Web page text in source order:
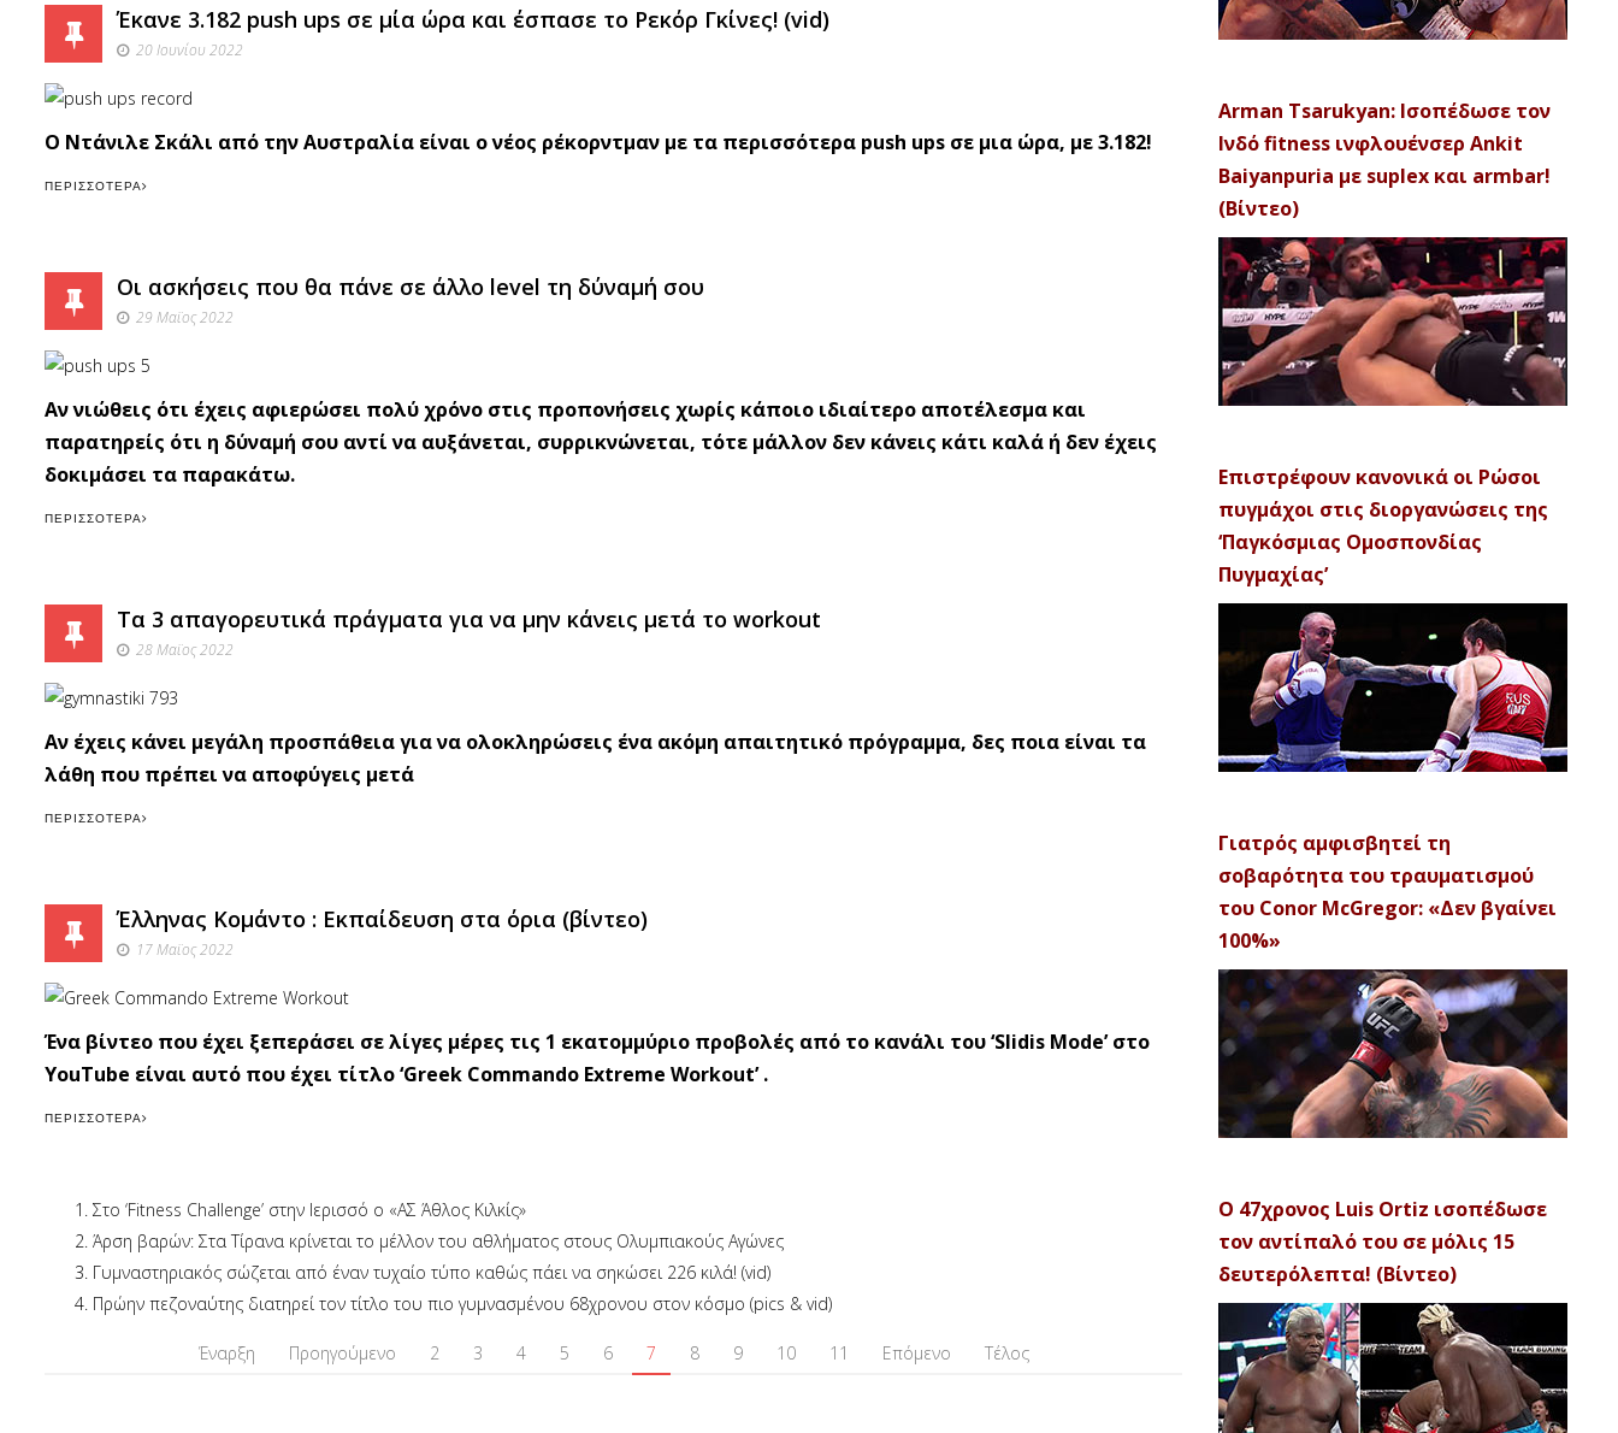
Έκανε 3.182 push ups σε μία ώρα και έσπασε το Ρεκόρ Γκίνες! (vid)
20 Ιουνίου 2022
Ο Ντάνιλε Σκάλι από την Αυστραλία είναι ο νέος ρέκορντμαν με τα περισσότερα push ups σε μια ώρα, με 3.182!
ΠΕΡΙΣΣΌΤΕΡΑ
Οι ασκήσεις που θα πάνε σε άλλο level τη δύναμή σου
29 Μαϊος 2022
Αν νιώθεις ότι έχεις αφιερώσει πολύ χρόνο στις προπονήσεις χωρίς κάποιο ιδιαίτερο αποτέλεσμα και
παρατηρείς ότι η δύναμή σου αντί να αυξάνεται, συρρικνώνεται, τότε μάλλον δεν κάνεις κάτι καλά ή δεν έχεις
δοκιμάσει τα παρακάτω.
ΠΕΡΙΣΣΌΤΕΡΑ
Τα 3 απαγορευτικά πράγματα για να μην κάνεις μετά το workout
28 Μαϊος 2022
Αν έχεις κάνει μεγάλη προσπάθεια για να ολοκληρώσεις ένα ακόμη απαιτητικό πρόγραμμα, δες ποια είναι τα
λάθη που πρέπει να αποφύγεις μετά
ΠΕΡΙΣΣΌΤΕΡΑ
Έλληνας Κομάντο : Εκπαίδευση στα όρια (βίντεο)
17 Μαϊος 2022
Ένα βίντεο που έχει ξεπεράσει σε λίγες μέρες τις 1 εκατομμύριο προβολές από το κανάλι του ‘Slidis Mode’ στο
YouTube είναι αυτό που έχει τίτλο ‘Greek Commando Extreme Workout’ .
ΠΕΡΙΣΣΌΤΕΡΑ
Στο ‘Fitness Challenge’ στην Ιερισσό ο «ΑΣ Άθλος Κιλκίς»
Άρση βαρών: Στα Τίρανα κρίνεται το μέλλον του αθλήματος στους Ολυμπιακούς Αγώνες
Γυμναστηριακός σώζεται από έναν τυχαίο τύπο καθώς πάει να σηκώσει 226 κιλά! (vid)
Πρώην πεζοναύτης διατηρεί τον τίτλο του πιο γυμνασμένου 68χρονου στον κόσμο (pics & vid)
Έναρξη Προηγούμενο 2 3 4 5 6 7 8 9 10 11 Επόμενο Τέλος
Arman Tsarukyan: Ισοπέδωσε τον
Ινδό fitness ινφλουένσερ Ankit
Baiyanpuria με suplex και armbar!
(Βίντεο)
Επιστρέφουν κανονικά οι Ρώσοι
πυγμάχοι στις διοργανώσεις της
‘Παγκόσμιας Ομοσπονδίας
Πυγμαχίας’
Γιατρός αμφισβητεί τη
σοβαρότητα του τραυματισμού
του Conor McGregor: «Δεν βγαίνει
100%»
Ο 47χρονος Luis Ortiz ισοπέδωσε
τον αντίπαλό του σε μόλις 15
δευτερόλεπτα! (Βίντεο)